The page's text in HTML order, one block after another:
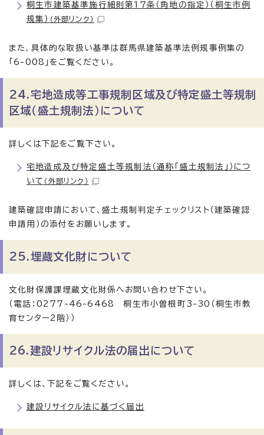
桐生市建築基準施行細則第17条（角地の指定）（桐生市例
規集） （外部リンク）
また、具体的な取扱い基準は群馬県建築基準法例規事例集の
「6-008」をご覧ください。
24.宅地造成等工事規制区域及び特定盛土等規制
区域（盛土規制法）について
詳しくは下記をご覧下さい。
宅地造成及び特定盛土等規制法（通称「盛土規制法」）につ
いて （外部リンク）
建築確認申請において、盛土規制判定チェックリスト（建築確認
申請用）の添付をお願いします。
25.埋蔵文化財について
文化財保護課埋蔵文化財係へお問い合わせ下さい。
（電話：0277-46-6468 桐生市小曽根町3-30（桐生市教
育センター2階））
26.建設リサイクル法の届出について
詳しくは、下記をご覧ください。
建設リサイクル法に基づく届出